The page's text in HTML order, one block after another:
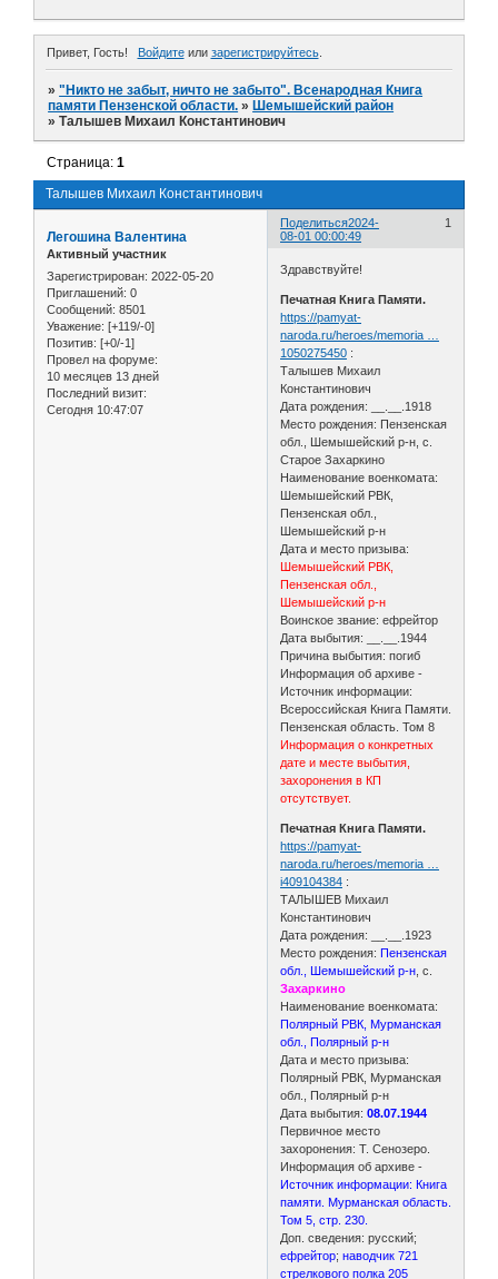
Привет, Гость! Войдитеили зарегистрируйтесь.
»"Никто не забыт, ничто не забыто". Всенародная Книга
памяти Пензенской области. » Шемышейский район
»Талышев Михаил Константинович
Талышев Михаил Константинович
Страница:1
Поделиться 1
2024-
08-01 00:00:49
Легошина Валентина
Активный участник
Зарегистрирован: 2022-05-20
Приглашений: 0
Сообщений: 8501
Уважение: [+119/-0]
Позитив: [+0/-1]
Провел на форуме:
10 месяцев 13 дней
Последний визит:
Сегодня 10:47:07
Здравствуйте!
Печатная Книга Памяти.
https://pamyat-
naroda.ru/heroes/memoria …
1050275450 :
Талышев Михаил
Константинович
Дата рождения: __.__.1918
Место рождения: Пензенская
обл., Шемышейский р-н, с.
Старое Захаркино
Наименование военкомата:
Шемышейский РВК,
Пензенская обл.,
Шемышейский р-н
Дата и место призыва:
Шемышейский РВК,
Пензенская обл.,
Шемышейский р-н
Воинское звание: ефрейтор
Дата выбытия: __.__.1944
Причина выбытия: погиб
Информация об архиве -
Источник информации:
Всероссийская Книга Памяти.
Пензенская область. Том 8
Информация о конкретных
дате и месте выбытия,
захоронения в КП
отсутствует.
Печатная Книга Памяти.
https://pamyat-
naroda.ru/heroes/memoria …
i409104384 :
ТАЛЫШЕВ Михаил
Константинович
Дата рождения: __.__.1923
Место рождения:Пензенская
обл., Шемышейский р-н , с.
Захаркино
Наименование военкомата:
Полярный РВК, Мурманская
обл., Полярный р-н
Дата и место призыва:
Полярный РВК, Мурманская
обл., Полярный р-н
Дата выбытия: 08.07.1944
Первичное место
захоронения: T. Сенозеро.
Информация об архиве -
Источник информации: Книга
памяти. Мурманская область.
Том 5, стр. 230.
Доп. сведения: русский;
ефрейтор;наводчик 721
стрелкового полка 205